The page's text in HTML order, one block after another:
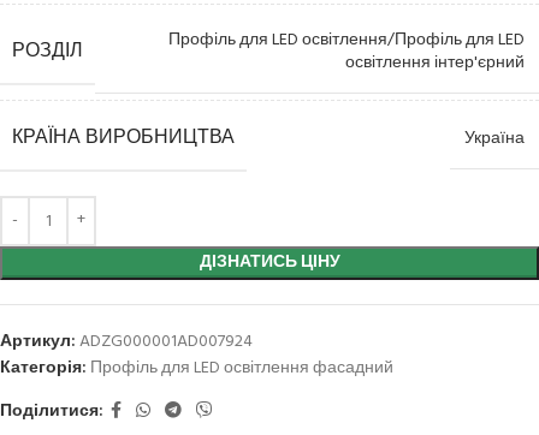
РОЗДІЛ
Профіль для LED освітлення/Профіль для LED
освітлення інтер'єрний
КРАЇНА ВИРОБНИЦТВА Україна
ДІЗНАТИСЬ ЦІНУ
Артикул:ADZG000001AD007924
Категорія: Профіль для LED освітлення фасадний
Поділитися: